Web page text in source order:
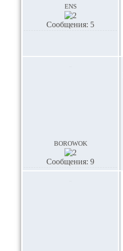
ens
Сообщения: 5
borowok
Сообщения: 9